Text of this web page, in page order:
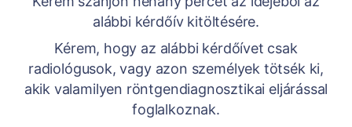
alábbi kérdőív kitöltésére.
Kérem, hogy az alábbi kérdőívet csak
radiológusok, vagy azon személyek tötsék ki,
akik valamilyen röntgendiagnosztikai eljárással
foglalkoznak.